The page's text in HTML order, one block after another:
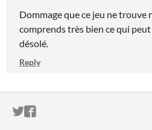
Dommage que ce jeu ne trouve
comprends très bien ce qui
désolé.
Reply
ITCH.IO ON TWITTER
ITCH.IO ON